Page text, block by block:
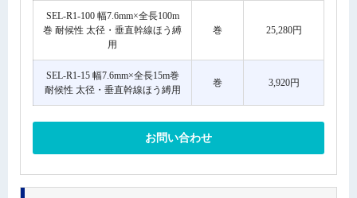
SEL-R1-100 幅7.6mm×全長100m
巻 耐候性 太径・垂直幹線ほう縛
用
巻 25,280円
SEL-R1-15 幅7.6mm×全長15m巻
耐候性 太径・垂直幹線ほう縛用
巻 3,920円
お問い合わせ